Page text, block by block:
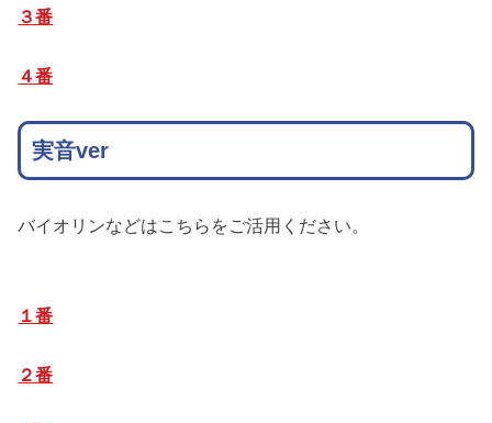
３番
４番
実音ver
バイオリンなどはこちらをご活用ください。
１番
２番